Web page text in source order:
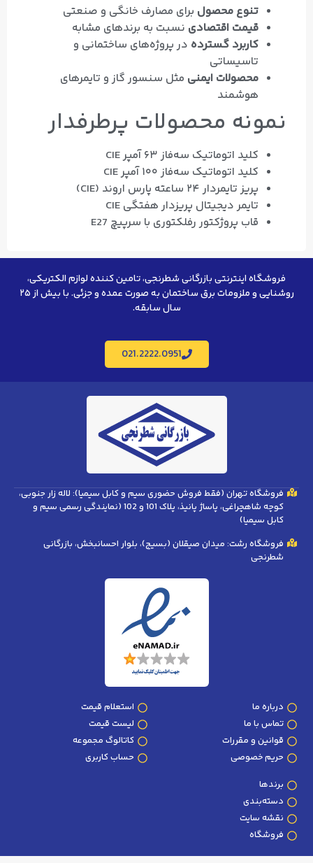
تنوع محصول برای مصارف خانگی و صنعتی
قیمت اقتصادی نسبت به برندهای مشابه
کاربرد گسترده در پروژه‌های ساختمانی و
تاسیساتی
محصولات ایمنی مثل سنسور گاز و تایمرهای
هوشمند
نمونه محصولات پرطرفدار
کلید اتوماتیک سه‌فاز ۶۳ آمپر CIE
کلید اتوماتیک سه‌فاز ۱۰۰ آمپر CIE
پریز تایمردار ۲۴ ساعته پارس اروند (CIE)
تایمر دیجیتال پریزدار هفتگی CIE
قاب پروژکتور رفلکتوری با سرپیچ E27
فروشگاه اینترنتی بازرگانی شطرنجی، تامین کننده لوازم الکتریکی،
روشنایی و ملزومات برق ساختمان به صورت عمده و جزئی. با بیش از ۲۵
سال سابقه.
021.2222.0951
فروشگاه تهران (فقط فروش حضوری سیم و کابل سیمیا): لاله زار جنوبی،
کوچه شاهچراغی، پاساژ پانیذ، پلاک 101 و 102 (نمایندگی رسمی سیم و
کابل سیمیا)
فروشگاه رشت: میدان صیقلان (بسیج)، بلوار احسانبخش، بازرگانی
شطرنجی
درباره ما
تماس با ما
قوانین و مقررات
حریم خصوصی
استعلام قیمت
لیست قیمت
کاتالوگ مجموعه
حساب کاربری
برندها
دسته‌بندی
نقشه سایت
فروشگاه